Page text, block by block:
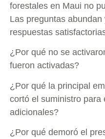
forestales en Maui no
Las preguntas
respuestas
¿Por qué no se
fueron activadas?
¿Por qué la principal
cortó el suministro para
adicionales?
¿Por qué demoró el